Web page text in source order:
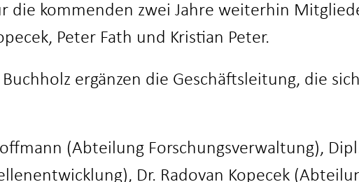
die kommenden zwei Jahre weiterhin
Peter Fath und Kristian Peter.
ergänzen die Geschäftsleitung, die
(Abteilung Forschungsverwaltung),
Dr. Radovan Kopecek